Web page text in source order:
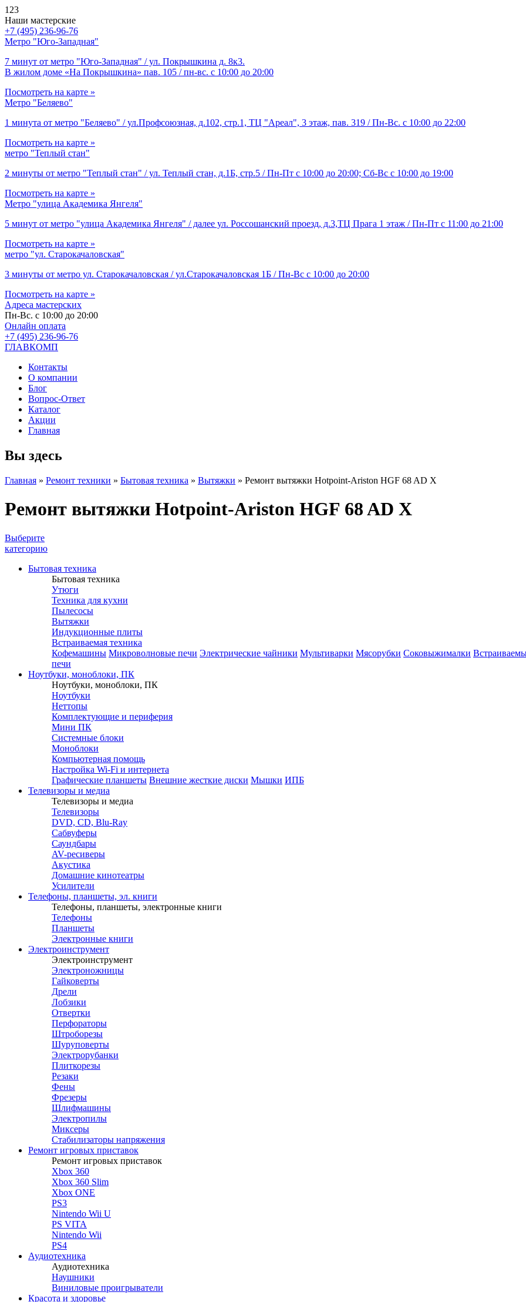
123
Наши мастерские
+7 (495) 236-96-76
Метро "Юго-Западная"
7 минут от метро "Юго-Западная" / ул. Покрышкина д. 8к3.
В жилом доме «На Покрышкина» пав. 105 / пн-вс. с 10:00 до 20:00
Посмотреть на карте »
Метро "Беляево"
1 минута от метро "Беляево" / ул.Профсоюзная, д.102, стр.1, ТЦ "Ареал", 3 этаж, пав. 319 / Пн-Вс. с 10:00 до 22:00
Посмотреть на карте »
метро "Теплый стан"
2 минуты от метро "Теплый стан" / ул. Теплый стан, д.1Б, стр.5 / Пн-Пт с 10:00 до 20:00; Сб-Вс с 10:00 до 19:00
Посмотреть на карте »
Метро "улица Академика Янгеля"
5 минут от метро "улица Академика Янгеля" / далее ул. Россошанский проезд, д.3,ТЦ Прага 1 этаж / Пн-Пт с 11:00 до 21:00
Посмотреть на карте »
метро "ул. Старокачаловская"
3 минуты от метро ул. Старокачаловская / ул.Старокачаловская 1Б / Пн-Вс с 10:00 до 20:00
Посмотреть на карте »
Адреса мастерских
Пн-Вс. с 10:00 до 20:00
Онлайн оплата
+7 (495) 236-96-76
ГЛАВКОМП
Контакты
О компании
Блог
Вопрос-Ответ
Каталог
Акции
Главная
Вы здесь
Главная » Ремонт техники » Бытовая техника » Вытяжки » Ремонт вытяжки Hotpoint-Ariston HGF 68 AD X
Ремонт вытяжки Hotpoint-Ariston HGF 68 AD X
Выберите
категорию
Бытовая техника
Бытовая техника
Утюги
Техника для кухни
Пылесосы
Вытяжки
Индукционные плиты
Встраиваемая техника
Кофемашины Микроволновые печи Электрические чайники Мультиварки Мясорубки Соковыжималки
печи
Ноутбуки, моноблоки, ПК
Ноутбуки, моноблоки, ПК
Ноутбуки
Неттопы
Комплектующие и периферия
Мини ПК
Системные блоки
Моноблоки
Компьютерная помощь
Настройка Wi-Fi и интернета
Графические планшеты Внешние жесткие диски Мышки ИПБ
Телевизоры и медиа
Телевизоры и медиа
Телевизоры
DVD, CD, Blu-Ray
Сабвуферы
Саундбары
AV-ресиверы
Акустика
Домашние кинотеатры
Усилители
Телефоны, планшеты, эл. книги
Телефоны, планшеты, электронные книги
Телефоны
Планшеты
Электронные книги
Электроинструмент
Электроинструмент
Электроножницы
Гайковерты
Дрели
Лобзики
Отвертки
Перфораторы
Штроборезы
Шуруповерты
Электрорубанки
Плиткорезы
Резаки
Фены
Фрезеры
Шлифмашины
Электропилы
Миксеры
Стабилизаторы напряжения
Ремонт игровых приставок
Ремонт игровых приставок
Xbox 360
Xbox 360 Slim
Xbox ONE
PS3
Nintendo Wii U
PS VITA
Nintendo Wii
PS4
Аудиотехника
Аудиотехника
Наушники
Виниловые проигрыватели
Красота и здоровье